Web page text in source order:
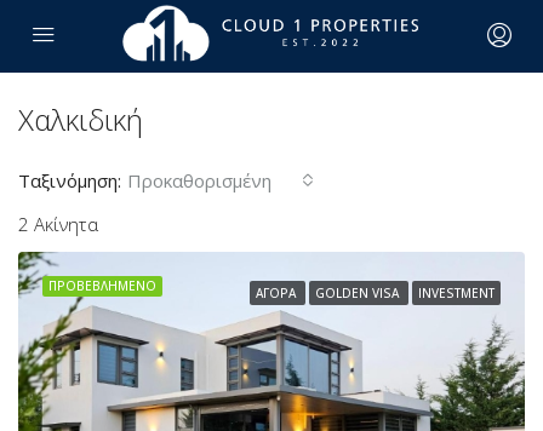
Χαλκιδική
2 Ακίνητα
Ταξινόμηση: Προκαθορισμένη
ΠΡΟΒΕΒΛΗΜΈΝΟ ΑΓΟΡΆ GOLDEN VISA INVESTMENT